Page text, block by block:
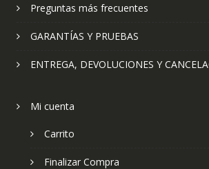
Preguntas más frecuentes
GARANTÍAS Y PRUEBAS
ENTREGA, DEVOLUCIONES Y
Mi cuenta
Carrito
Finalizar Compra